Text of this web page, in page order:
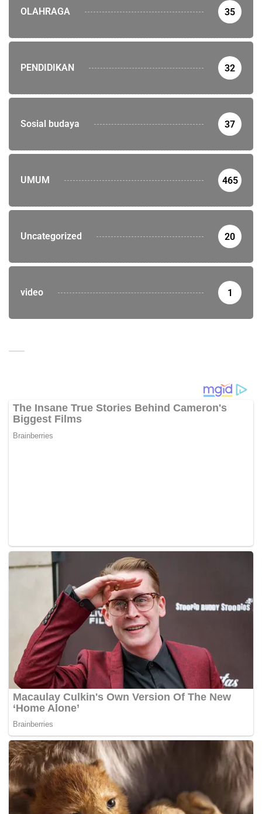
OLAHRAGA 35
PENDIDIKAN 32
Sosial budaya 37
UMUM 465
Uncategorized 20
video 1